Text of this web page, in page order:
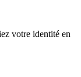
votre identité en